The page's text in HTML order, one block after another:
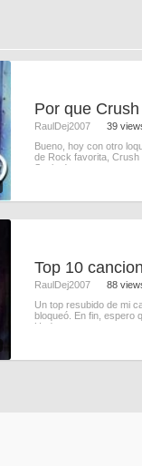
RaulDej2007
39
Bueno, hoy con otro
de Rock favorita, Crush
Sonic dec
RaulDej2007
88
Un top resubido de mi
bloqueó. En fin, espero
Under